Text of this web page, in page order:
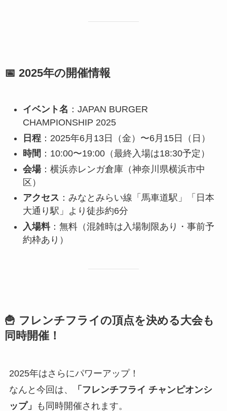
📅 2025年の開催情報
イベント名 ：JAPAN BURGER
CHAMPIONSHIP 2025
日程：2025年6月13日（金）〜6月15日（日）
時間 ：10:00〜19:00（最終入場は18:30予定）
会場：横浜赤レンガ倉庫（神奈川県横浜市中
区）
アクセス ：みなとみらい線「馬車道駅」「日本
大通り駅」より徒歩約6分
入場料：無料（混雑時は入場制限あり・事前予
約枠あり）
🍟 フレンチフライの頂点を決める大会も
同時開催！
2025年はさらにパワーアップ！
なんと今回は、
「フレンチフライ チャンピオンシ
ップ」
も同時開催されます。